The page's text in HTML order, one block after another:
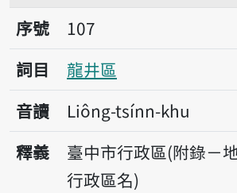
序號107龍井區
序號
107
詞目
龍井區
音讀
Liông-tsínn-khu
釋義
臺中市行政區(附錄－
行政區名)